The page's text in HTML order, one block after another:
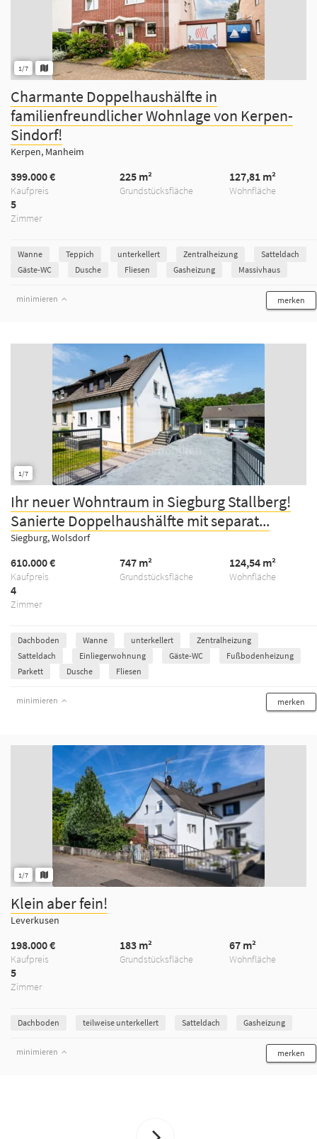
1/7
Charmante Doppelhaushälfte in
familienfreundlicher Wohnlage von Kerpen-
Sindorf!
Kerpen, Manheim
Kaufpreis
399.000 €
Grundstücksfläche
225 m²
Wohnfläche
127,81 m²
Zimmer
5
Wanne Teppich unterkellert Zentralheizung
Satteldach
Gäste-WC
Dusche Fliesen Gasheizung Massivhaus
minimieren merken
1/7
Ihr neuer Wohntraum in Siegburg Stallberg!
Sanierte Doppelhaushälfte mit separat...
Siegburg, Wolsdorf
Kaufpreis
610.000 €
Grundstücksfläche
747 m²
Wohnfläche
124,54 m²
Zimmer
4
Dachboden Wanne unterkellert
Zentralheizung
Satteldach
Einliegerwohnung Gäste-WC
Fußbodenheizung
Parkett
Dusche Fliesen
minimieren merken
1/7
Klein aber fein!
Leverkusen
Kaufpreis
198.000 €
Grundstücksfläche
183 m²
Wohnfläche
67 m²
Zimmer
5
Dachboden teilweise unterkellert Satteldach Gasheizung
minimieren merken